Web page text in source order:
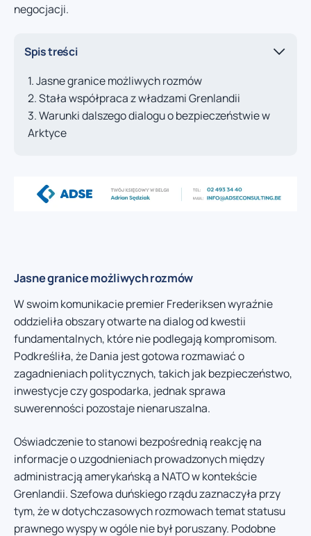
negocjacji.
Spis treści
Jasne granice możliwych rozmów
Stała współpraca z władzami Grenlandii
Warunki dalszego dialogu o bezpieczeństwie w
Arktyce
Jasne granice możliwych rozmów
W swoim komunikacie premier Frederiksen wyraźnie
oddzieliła obszary otwarte na dialog od kwestii
fundamentalnych, które nie podlegają kompromisom.
Podkreśliła, że Dania jest gotowa rozmawiać o
zagadnieniach politycznych, takich jak bezpieczeństwo,
inwestycje czy gospodarka, jednak sprawa
suwerenności pozostaje nienaruszalna.
Oświadczenie to stanowi bezpośrednią reakcję na
informacje o uzgodnieniach prowadzonych między
administracją amerykańską a NATO w kontekście
Grenlandii. Szefowa duńskiego rządu zaznaczyła przy
tym, że w dotychczasowych rozmowach temat statusu
prawnego wyspy w ogóle nie był poruszany. Podobne